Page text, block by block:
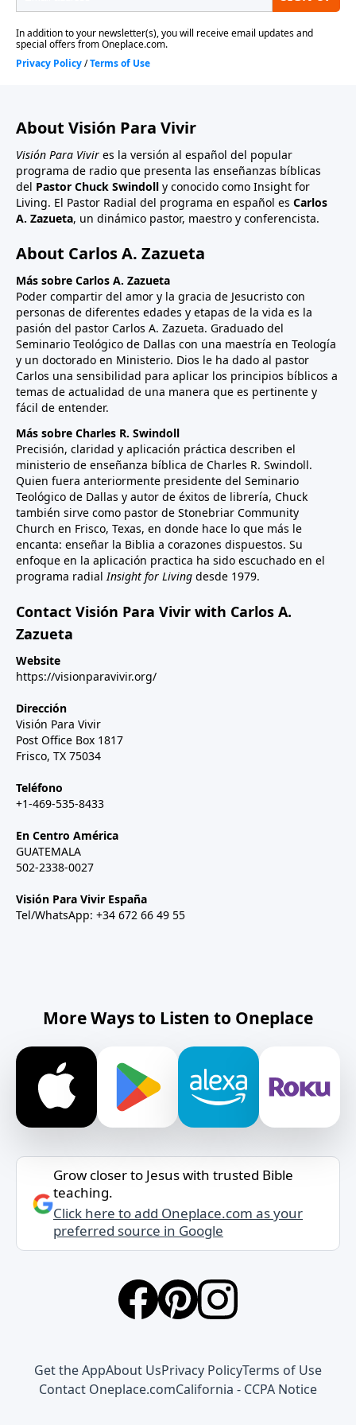
About Visión Para Vivir
Visión Para Vivir es la versión al español del popular
programa de radio que presenta las enseñanzas bíblicas
del Pastor Chuck Swindoll y conocido como Insight for
Living. El Pastor Radial del programa en español es Carlos
A. Zazueta, un dinámico pastor, maestro y conferencista.
About Carlos A. Zazueta
Más sobre Carlos A. Zazueta
Poder compartir del amor y la gracia de Jesucristo con
personas de diferentes edades y etapas de la vida es la
pasión del pastor Carlos A. Zazueta. Graduado del
Seminario Teológico de Dallas con una maestría en Teología
y un doctorado en Ministerio. Dios le ha dado al pastor
Carlos una sensibilidad para aplicar los principios bíblicos a
temas de actualidad de una manera que es pertinente y
fácil de entender.
Más sobre Charles R. Swindoll
Precisión, claridad y aplicación práctica describen el
ministerio de enseñanza bíblica de Charles R. Swindoll.
Quien fuera anteriormente presidente del Seminario
Teológico de Dallas y autor de éxitos de librería, Chuck
también sirve como pastor de Stonebriar Community
Church en Frisco, Texas, en donde hace lo que más le
encanta: enseñar la Biblia a corazones dispuestos. Su
enfoque en la aplicación practica ha sido escuchado en el
programa radialInsight for Living desde 1979.
Contact Visión Para Vivir with Carlos A.
Zazueta
Website
https://visionparavivir.org/
Dirección
Visión Para Vivir
Post Office Box 1817
Frisco, TX 75034
Teléfono
+1-469-535-8433
En Centro América
GUATEMALA
502-2338-0027
Visión Para Vivir España
Tel/WhatsApp: +34 672 66 49 55
More Ways to Listen to Oneplace
Grow closer to Jesus with trusted Bible
teaching.
Click here to add Oneplace.com as your
preferred source in Google
Get the AppAbout UsPrivacy PolicyTerms of Use
Contact Oneplace.comCalifornia - CCPA Notice